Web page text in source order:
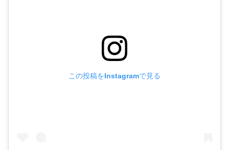
この投稿をInstagramで見る